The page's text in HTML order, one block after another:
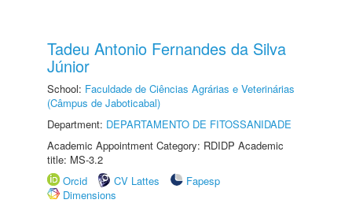
Tadeu Antonio Fernandes da Silva
Júnior
School: Faculdade de Ciências Agrárias e Veterinárias
(Câmpus de Jaboticabal)
Department: DEPARTAMENTO DE FITOSSANIDADE
Academic Appointment Category: RDIDP Academic
title: MS-3.2
Orcid
CV Lattes
Fapesp
Dimensions